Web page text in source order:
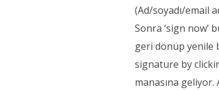
(Ad/soyadı/email
Sonra ‘sign now’
geri dönüp yenile
signature by
manasına geliyor.